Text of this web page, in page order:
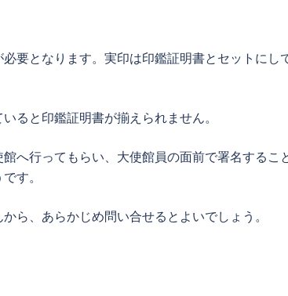
要となります。実印は印鑑証明書とセットにし
ると印鑑証明書が揃えられません。
へ行ってもらい、大使館員の面前で署名するこ
す。
ら、あらかじめ問い合せるとよいでしょう。